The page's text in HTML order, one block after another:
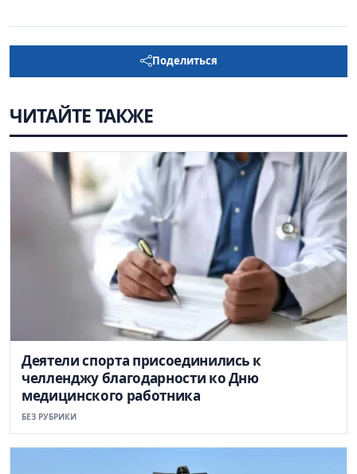
Поделиться
ЧИТАЙТЕ ТАКЖЕ
Деятели спорта присоединились к
челленджу благодарности ко Дню
медицинского работника
БЕЗ РУБРИКИ